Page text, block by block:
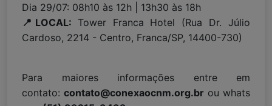
Dia 29/07: 08h10 às 12h | 13h30 às 18h
📍LOCAL: Tower Franca Hotel (Rua Dr. Júlio
Cardoso, 2214 - Centro, Franca/SP, 14400-730)
Para maiores informações entre em
contato: contato@conexaocnm.org.br ou whats